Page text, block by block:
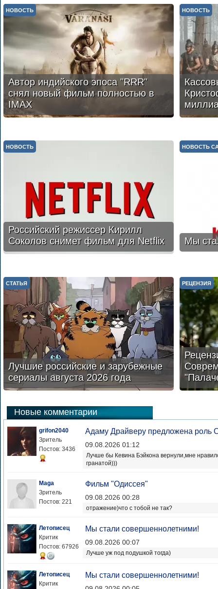
Автор индийского эпоса "RRR"
снял новый фильм полностью в
IMAX
НОВОСТЬ НОВОСТЬ
Российский режиссер Кирилл
Соколов снимет фильм для Netflix
НОВОСТЬ
Мы
НОВОСТЬ
Лучшие российские и зарубежные
сериалы августа 2026 года
СТАТЬЯ РЕЦЕНЗИЯ
Новые комментарии
grifon2040
Зритель
Постов: 3436
Адаму Драйверу предложена роль
09.08.2026 01:12
Лучше бы Кевина Бэйкона вернули,мне
гранатой)))
Maga
Зритель
Постов: 221
Фильм "Одиссея"
09.08.2026 00:28
отражение)что с тобой не так?
Летописец
Критик
Постов: 67926
Мы стали совершеннолетними!
09.08.2026 00:07
Лучше уж под подушкой тогда)
Летописец
Критик
Мы стали совершеннолетними!